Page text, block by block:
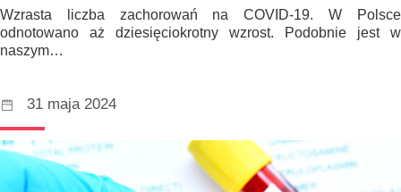
Wzrasta liczba zachorowań na COVID-19. W Polsce
odnotowano aż dziesięciokrotny wzrost. Podobnie jest w
naszym…
31 maja 2024